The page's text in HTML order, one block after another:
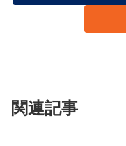
関連記事